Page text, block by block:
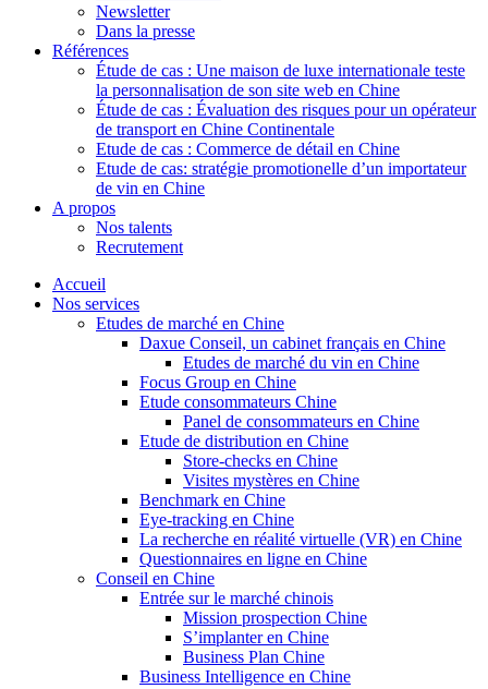
Newsletter
Dans la presse
Références
Étude de cas : Une maison de luxe internationale teste
la personnalisation de son site web en Chine
Étude de cas : Évaluation des risques pour un opérateur
de transport en Chine Continentale
Etude de cas : Commerce de détail en Chine
Etude de cas: stratégie promotionelle d’un importateur
de vin en Chine
A propos
Nos talents
Recrutement
Accueil
Nos services
Etudes de marché en Chine
Daxue Conseil, un cabinet français en Chine
Etudes de marché du vin en Chine
Focus Group en Chine
Etude consommateurs Chine
Panel de consommateurs en Chine
Etude de distribution en Chine
Store-checks en Chine
Visites mystères en Chine
Benchmark en Chine
Eye-tracking en Chine
La recherche en réalité virtuelle (VR) en Chine
Questionnaires en ligne en Chine
Conseil en Chine
Entrée sur le marché chinois
Mission prospection Chine
S’implanter en Chine
Business Plan Chine
Business Intelligence en Chine